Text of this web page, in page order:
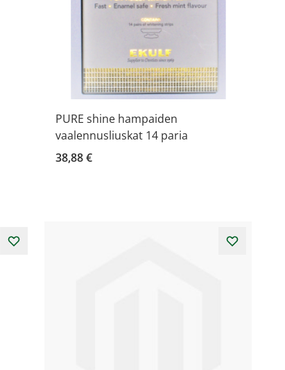
PURE shine hampaiden
vaalennusliuskat 14 paria
38,88 €